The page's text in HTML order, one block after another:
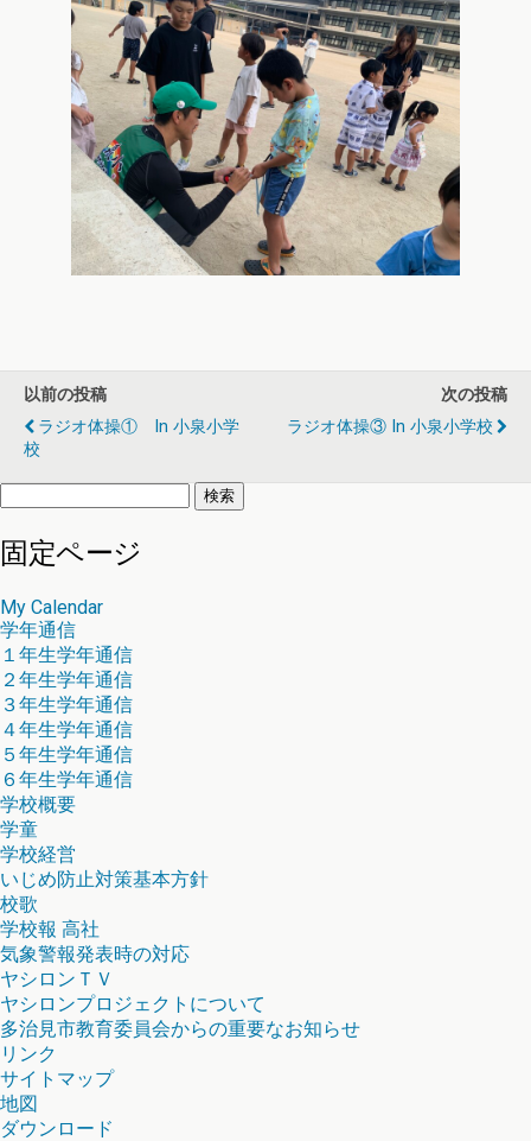
以前の投稿
ラジオ体操① In 小泉小学
校
次の投稿
ラジオ体操③ In 小泉小学校
検
固定ページ
My Calendar
学年通信
１年生学年通信
２年生学年通信
３年生学年通信
４年生学年通信
５年生学年通信
６年生学年通信
学校概要
学童
学校経営
いじめ防止対策基本方針
校歌
学校報 高社
気象警報発表時の対応
ヤシロンＴＶ
ヤシロンプロジェクトについて
多治見市教育委員会からの重要なお知らせ
リンク
サイトマップ
地図
ダウンロード